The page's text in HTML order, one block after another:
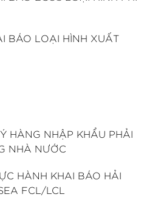
LOẠI HÌNH XUẤT
NHẬP KHẨU PHẢI
NHÀ NƯỚC
HÀNH KHAI BÁO HẢI
FCL/LCL